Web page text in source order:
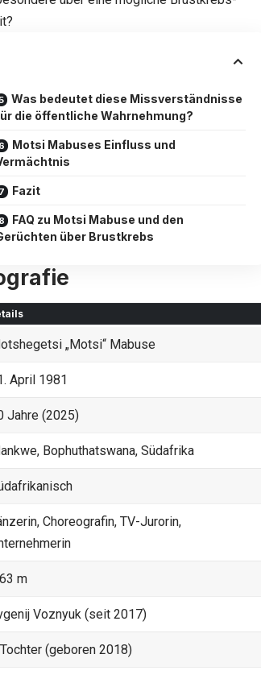
Was bedeutet diese Missverständnisse
die öffentliche Wahrnehmung?
Motsi Mabuses Einfluss und
Fazit
FAQ zu Motsi Mabuse und den
über Brustkrebs
„Motsi“ Mabuse
April 1981
Jahre (2025)
Bophuthatswana, Südafrika
Choreografin, TV-Jurorin,
m
Voznyuk (seit 2017)
(geboren 2018)